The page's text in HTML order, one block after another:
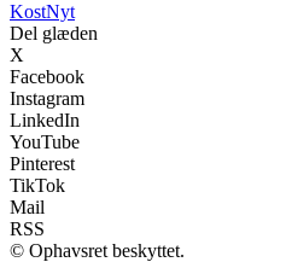
KostNyt
Del glæden
X
Facebook
Instagram
LinkedIn
YouTube
Pinterest
TikTok
Mail
RSS
© Ophavsret beskyttet.